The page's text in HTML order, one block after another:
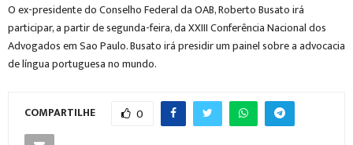
O ex-presidente do Conselho Federal da OAB, Roberto Busato irá
participar, a partir de segunda-feira, da XXIII Conferência Nacional dos
Advogados em Sao Paulo. Busato irá presidir um painel sobre a advocacia
de língua portuguesa no mundo.
COMPARTILHE 0